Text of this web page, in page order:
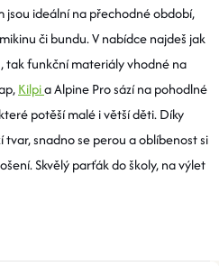
ideální na přechodné období,
či bundu. V nabídce najdeš jak
tak funkční materiály vhodné na
Kilpia Alpine Pro sází na pohodlné
potěší malé i větší děti. Díky
snadno se perou a oblíbenost si
Skvělý parťák do školy, na výlet